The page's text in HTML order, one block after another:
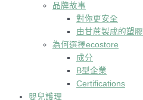
品牌故事
對你更安全
由甘蔗製成的塑膠
為何選擇ecostore
成分
B型企業
Certifications
嬰兒護理